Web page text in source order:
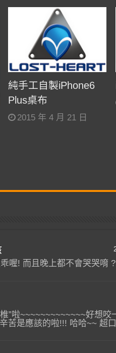
純手工自製iPhone6
Plus桌布
2015 年 4 月 21 日
喔! 而且晚上都不會哭哭唷 ?
”啦~~~~~~~~~~~~~好想咬
苦是應該的啦!!! 哈哈~~ 超